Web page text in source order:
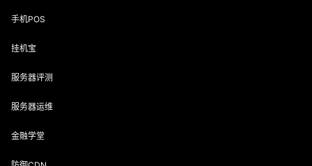
手机POS
挂机宝
服务器评测
服务器运维
金融学堂